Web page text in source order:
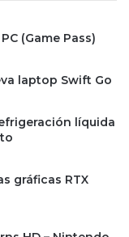
(Game Pass)
laptop Swift Go
líquida
gráficas RTX